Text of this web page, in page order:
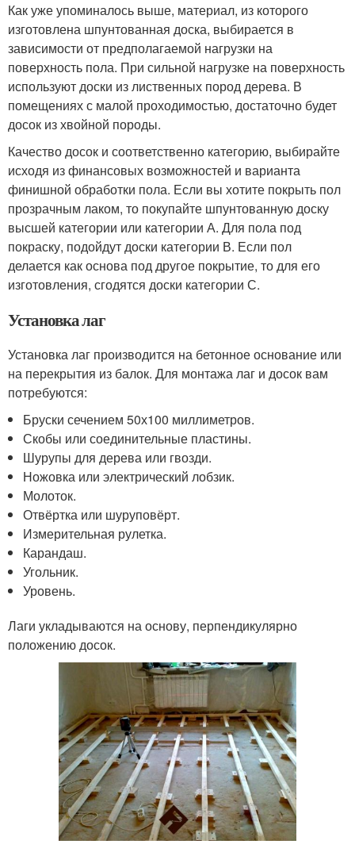
Как уже упоминалось выше, материал, из которого
изготовлена шпунтованная доска, выбирается в
зависимости от предполагаемой нагрузки на
поверхность пола. При сильной нагрузке на поверхность
используют доски из лиственных пород дерева. В
помещениях с малой проходимостью, достаточно будет
досок из хвойной породы.
Качество досок и соответственно категорию, выбирайте
исходя из финансовых возможностей и варианта
финишной обработки пола. Если вы хотите покрыть пол
прозрачным лаком, то покупайте шпунтованную доску
высшей категории или категории А. Для пола под
покраску, подойдут доски категории В. Если пол
делается как основа под другое покрытие, то для его
изготовления, сгодятся доски категории С.
Установка лаг
Установка лаг производится на бетонное основание или
на перекрытия из балок. Для монтажа лаг и досок вам
потребуются:
Бруски сечением 50х100 миллиметров.
Скобы или соединительные пластины.
Шурупы для дерева или гвозди.
Ножовка или электрический лобзик.
Молоток.
Отвёртка или шуруповёрт.
Измерительная рулетка.
Карандаш.
Угольник.
Уровень.
Лаги укладываются на основу, перпендикулярно
положению досок.